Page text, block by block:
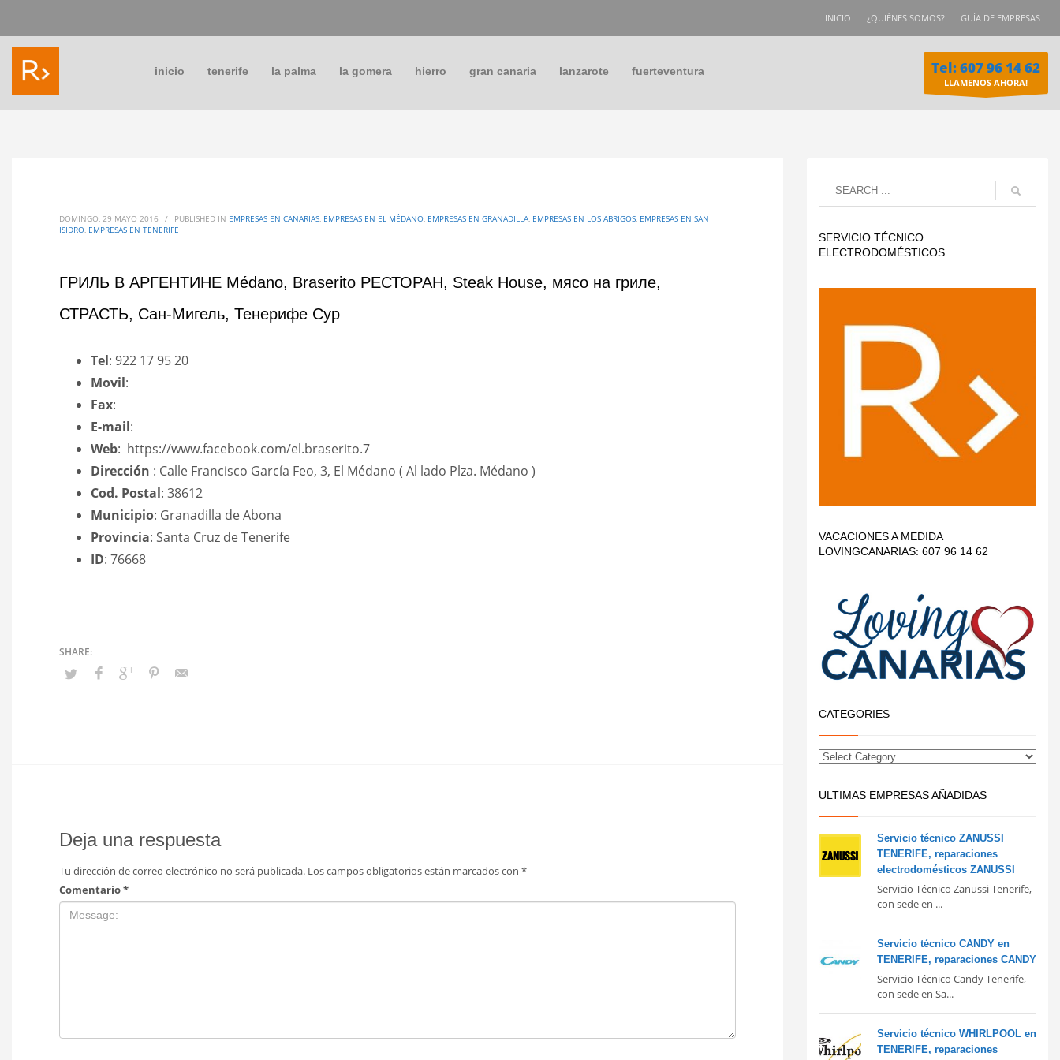
INICIO ¿QUIÉNES SOMOS? GUÍA DE EMPRESAS
inicio tenerife la palma la gomera hierro gran canaria lanzarote fuerteventura Tel: 607 96 14 62
LLAMENOS AHORA!
DOMINGO, 29 MAYO 2016 / PUBLISHED IN EMPRESAS EN CANARIAS, EMPRESAS EN EL MÉDANO, EMPRESAS EN GRANADILLA, EMPRESAS EN LOS ABRIGOS, EMPRESAS EN SAN
ISIDRO, EMPRESAS EN TENERIFE
ГРИЛЬ В АРГЕНТИНЕ Médano, Braserito РЕСТОРАН, Steak House, мясо на гриле,
СТРАСТЬ, Сан-Мигель, Тенерифе Сур
Tel: 922 17 95 20
Movil:
Fax:
E-mail:
Web: https://www.facebook.com/el.braserito.7
Dirección : Calle Francisco García Feo, 3, El Médano ( Al lado Plza. Médano )
Cod. Postal: 38612
Municipio: Granadilla de Abona
Provincia: Santa Cruz de Tenerife
ID: 76668
Deja una respuesta
Tu dirección de correo electrónico no será publicada. Los campos obligatorios están marcados con *
Comentario*
SERVICIO TÉCNICO
ELECTRODOMÉSTICOS
VACACIONES A MEDIDA
LOVINGCANARIAS: 607 96 14 62
CATEGORIES
ULTIMAS EMPRESAS AÑADIDAS
Servicio técnico ZANUSSI
TENERIFE, reparaciones
electrodomésticos ZANUSSI
Servicio Técnico Zanussi Tenerife,
con sede en ...
Servicio técnico CANDY en
TENERIFE, reparaciones CANDY
Servicio Técnico Candy Tenerife,
con sede en Sa...
Servicio técnico WHIRLPOOL en
TENERIFE, reparaciones